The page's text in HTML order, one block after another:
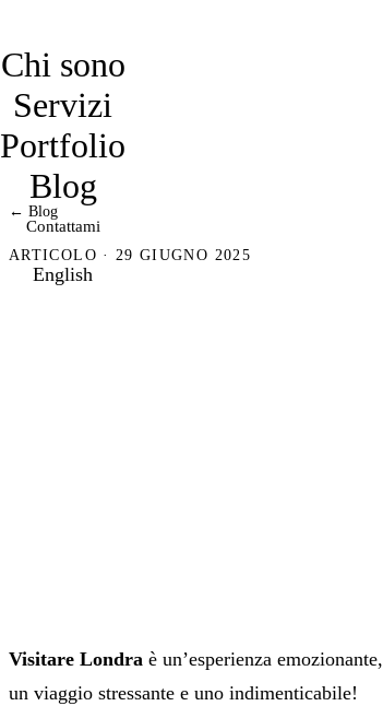
Chi sono
Servizi
Portfolio
Blog
Contattami
English
← Blog
ARTICOLO · 29 GIUGNO 2025
Visitare Londra è un’esperienza emozionante,
un viaggio stressante e uno indimenticabile!